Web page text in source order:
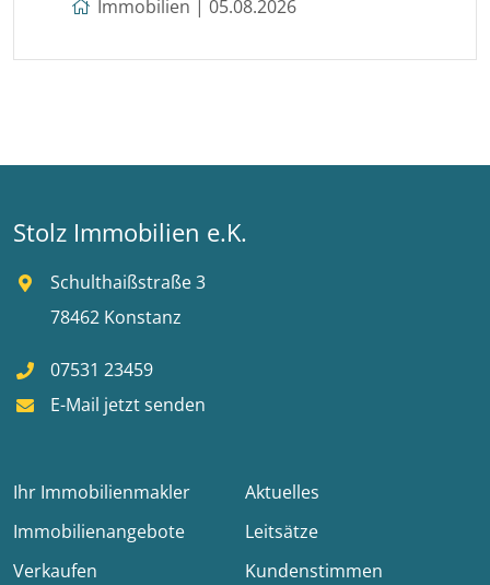
Immobilien | 05.08.2026
Stolz Immobilien e.K.
Schulthaißstraße 3
78462 Konstanz
07531 23459
E-Mail jetzt senden
Ihr Immobilienmakler
Aktuelles
Immobilienangebote
Leitsätze
Verkaufen
Kundenstimmen